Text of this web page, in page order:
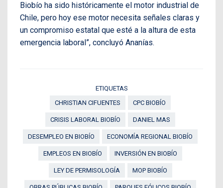
Biobío ha sido históricamente el motor industrial de
Chile, pero hoy ese motor necesita señales claras y
un compromiso estatal que esté a la altura de esta
emergencia laboral”, concluyó Ananías.
ETIQUETAS
CHRISTIAN CIFUENTES
CPC BIOBÍO
CRISIS LABORAL BIOBÍO DANIEL MAS
DESEMPLEO EN BIOBÍO ECONOMÍA REGIONAL BIOBÍO
EMPLEOS EN BIOBÍO INVERSIÓN EN BIOBÍO
LEY DE PERMISOLOGÍA MOP BIOBÍO